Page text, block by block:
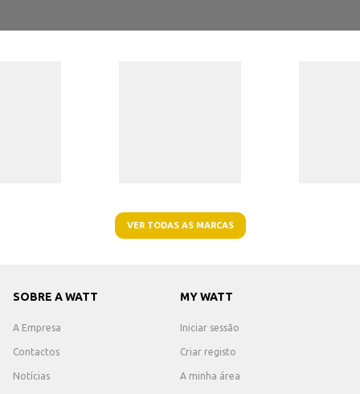
VER TODAS AS MARCAS
SOBRE A WATT
A Empresa
Contactos
Notícias
MY WATT
Iniciar sessão
Criar registo
A minha área